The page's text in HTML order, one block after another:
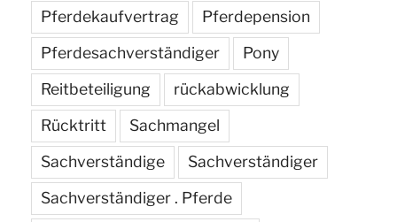
Pferdekaufvertrag
Pferdepension
Pferdesachverständiger
Pony
Reitbeteiligung
rückabwicklung
Rücktritt
Sachmangel
Sachverständige
Sachverständiger
Sachverständiger . Pferde